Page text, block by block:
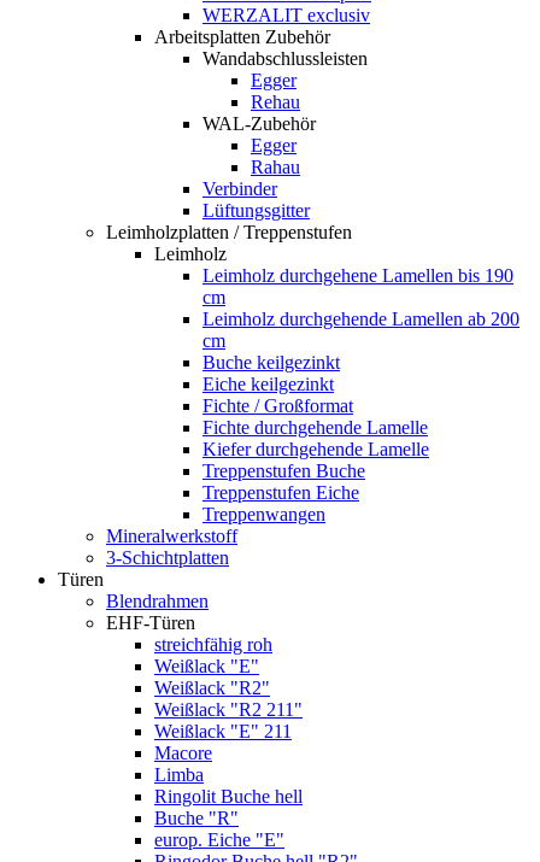
WERZALIT exclusiv
Arbeitsplatten Zubehör
Wandabschlussleisten
Egger
Rehau
WAL-Zubehör
Egger
Rahau
Verbinder
Lüftungsgitter
Leimholzplatten / Treppenstufen
Leimholz
Leimholz durchgehene Lamellen bis 190
cm
Leimholz durchgehende Lamellen ab 200
cm
Buche keilgezinkt
Eiche keilgezinkt
Fichte / Großformat
Fichte durchgehende Lamelle
Kiefer durchgehende Lamelle
Treppenstufen Buche
Treppenstufen Eiche
Treppenwangen
Mineralwerkstoff
3-Schichtplatten
Türen
Blendrahmen
EHF-Türen
streichfähig roh
Weißlack "E"
Weißlack "R2"
Weißlack "R2 211"
Weißlack "E" 211
Macore
Limba
Ringolit Buche hell
Buche "R"
europ. Eiche "E"